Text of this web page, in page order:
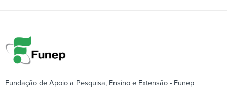
Fundação de Apoio a Pesquisa, Ensino e Extensão - Funep